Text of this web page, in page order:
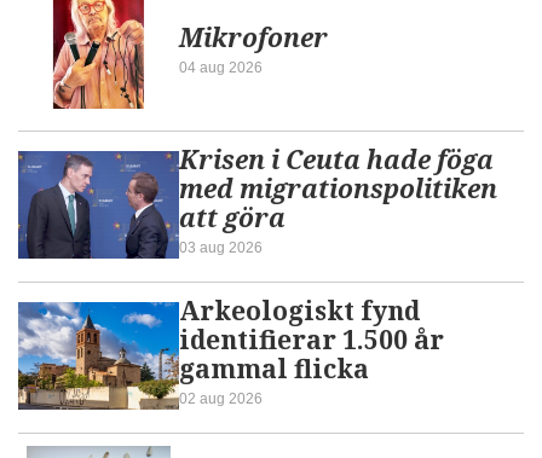
Mikrofoner
04 aug 2026
Krisen i Ceuta hade föga
med migrationspolitiken
att göra
03 aug 2026
Arkeologiskt fynd
identifierar 1.500 år
gammal flicka
02 aug 2026